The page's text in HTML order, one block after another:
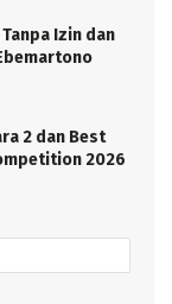
Izin dan
2 dan Best
2026